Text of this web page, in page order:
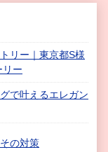
リー｜東京都S様
リー
で叶えるエレガン
の対策